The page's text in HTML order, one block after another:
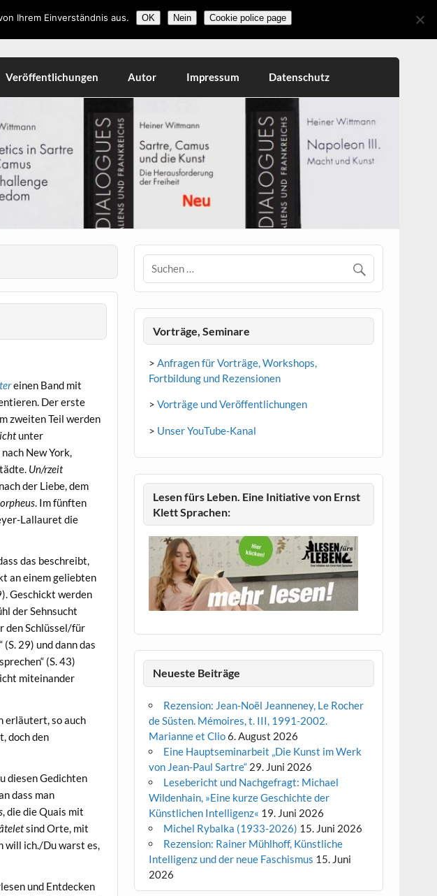
Veröffentlichungen Autor Impressum Datenschutz
einen Band mit
Der erste
zweiten Teil werden
unter
New York,
Un/rzeit
der Liebe, dem
. Im fünften
Lallauret die
das beschreibt,
an einem geliebten
Geschickt werden
der Sehnsucht
den Schlüssel/für
29) und dann das
(S. 43)
miteinander
erläutert, so auch
doch den
diesen Gedichten
dass man
, die die Quais mit
sind Orte, mit
will ich./Du warst es,
und Entdecken
Vorträge, Seminare
> Anfragen für Vorträge, Workshops,
Fortbildung und Rezensionen
> Vorträge und Veröffentlichungen
> Unser YouTube-Kanal
Lesen fürs Leben. Eine Initiative von Ernst
Klett Sprachen:
Neueste Beiträge
Rezension: Jean-Noël Jeanneney, Le Rocher
de Süsten. Mémoires, t. III, 1991-2002.
Marianne et Clio6. August 2026
Eine Hauptseminarbeit „Die Kunst im Werk
von Jean-Paul Sartre“ 29. Juni 2026
Lesebericht und Nachgefragt: Michael
Wildenhain, »Eine kurze Geschichte der
Künstlichen Intelligenz« 19. Juni 2026
Michel Rybalka (1933-2026) 15. Juni 2026
Rezension: Rainer Mühlhoff, Künstliche
Intelligenz und der neue Faschismus 15. Juni
2026
Ihrem Einverständnis aus. OK Nein Cookie police page